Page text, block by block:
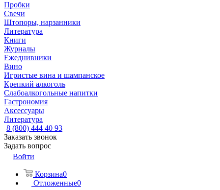
Пробки
Свечи
Штопоры, нарзанники
Литература
Книги
Журналы
Ежеднивники
Вино
Игристые вина и шампанское
Крепкий алкоголь
Слабоалкогольные напитки
Гастрономия
Аксессуары
Литература
8 (800) 444 40 93
Заказать звонок
Задать вопрос
Войти
Корзина0
Отложенные0